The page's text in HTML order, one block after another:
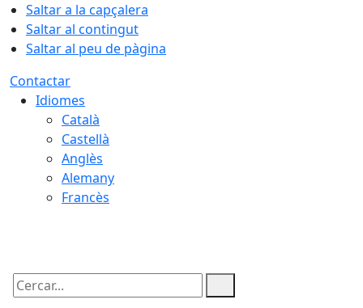
Saltar a la capçalera
Saltar al contingut
Saltar al peu de pàgina
Contactar
Idiomes
Català
Castellà
Anglès
Alemany
Francès
Cercar: